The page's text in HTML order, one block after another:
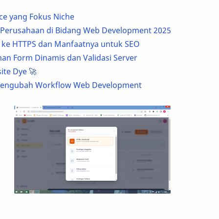
yang Fokus Niche
di Bidang Web Development 2025
HTTPS dan Manfaatnya untuk SEO
Form Dinamis dan Validasi Server
Dye 🚀
Workflow Web Development